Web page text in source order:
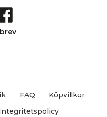
FAQ
Köpvillkor
Integritetspolicy